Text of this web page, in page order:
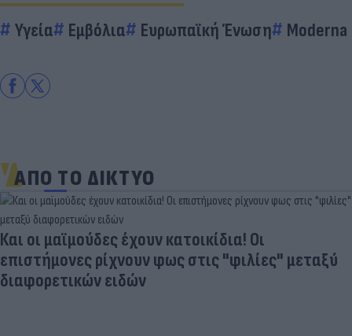
Υγεία Εμβόλια Ευρωπαϊκή Ένωση Moderna
ΑΠΟ ΤΟ ΔΙΚΤΥΟ
Και οι μαϊμούδες έχουν κατοικίδια! Οι
επιστήμονες ρίχνουν φως στις "φιλίες" μεταξύ
διαφορετικών ειδών